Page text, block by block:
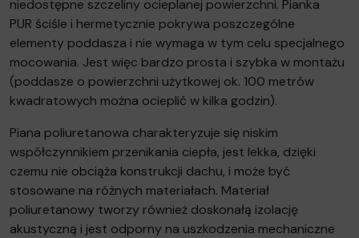
niedostępne szczeliny ocieplanej powierzchni. Pianka
PUR ściśle i hermetycznie pokrywa poszczególne
elementy poddasza i nie wymaga w tym celu specjalnego
mocowania. Jest więc bardzo prosta i szybka w montażu
(poddasze o powierzchni użytkowej ok. 100 metrów
kwadratowych można ocieplić w kilka godzin).
Piana poliuretanowa charakteryzuje się niskim
współczynnikiem przenikania ciepła, jest lekka, dzięki
czemu nie obciąża konstrukcji dachu, i może być
stosowane na różnych materiałach. Materiał
poliuretanowy tworzy również doskonałą izolację
akustyczną i jest odporny na uszkodzenia mechaniczne